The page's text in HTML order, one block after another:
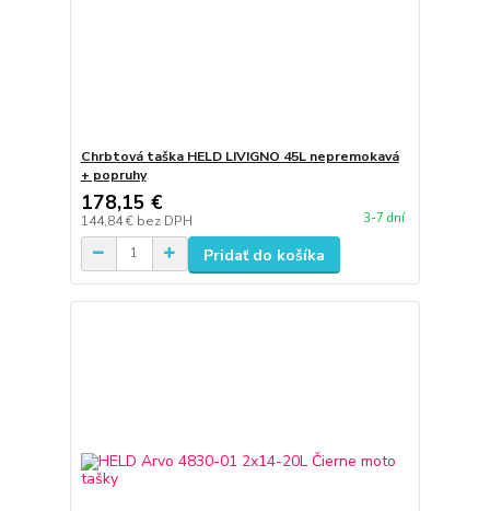
Chrbtová taška HELD LIVIGNO 45L nepremokavá
+ popruhy
178,15 €
144,84 € bez DPH 3-7 dní
Pridať do košíka